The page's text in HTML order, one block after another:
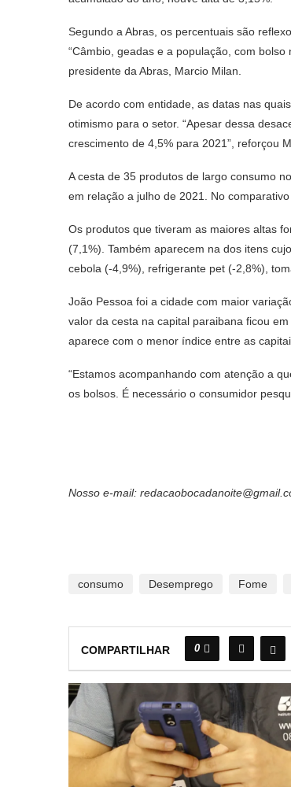
Segundo a Abras, os percentuais são
“Câmbio, geadas e a população, com
presidente da Abras, Marcio Milan.
De acordo com entidade, as datas nas
otimismo para o setor. “Apesar dessa
crescimento de 4,5% para 2021”, reforçou
A cesta de 35 produtos de largo consumo
em relação a julho de 2021. No
Os produtos que tiveram as maiores altas
(7,1%). Também aparecem na dos itens
cebola (-4,9%), refrigerante pet (-2,8%),
João Pessoa foi a cidade com maior
valor da cesta na capital paraibana ficou
aparece com o menor índice entre as
“Estamos acompanhando com atenção a
os bolsos. É necessário o consumidor
Nosso e-mail:
consumo Desemprego Fome
COMPARTILHAR 0